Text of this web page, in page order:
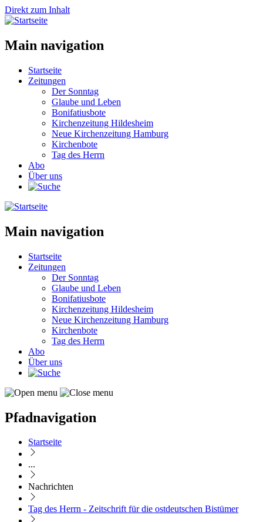
Direkt zum Inhalt
Main navigation
Startseite
Zeitungen
Der Sonntag
Glaube und Leben
Bonifatiusbote
Kirchenzeitung Hildesheim
Neue Kirchenzeitung Hamburg
Kirchenbote
Tag des Herrn
Abo
Über uns
Main navigation
Startseite
Zeitungen
Der Sonntag
Glaube und Leben
Bonifatiusbote
Kirchenzeitung Hildesheim
Neue Kirchenzeitung Hamburg
Kirchenbote
Tag des Herrn
Abo
Über uns
Pfadnavigation
Startseite
...
Nachrichten
Tag des Herrn - Zeitschrift für die ostdeutschen Bistümer